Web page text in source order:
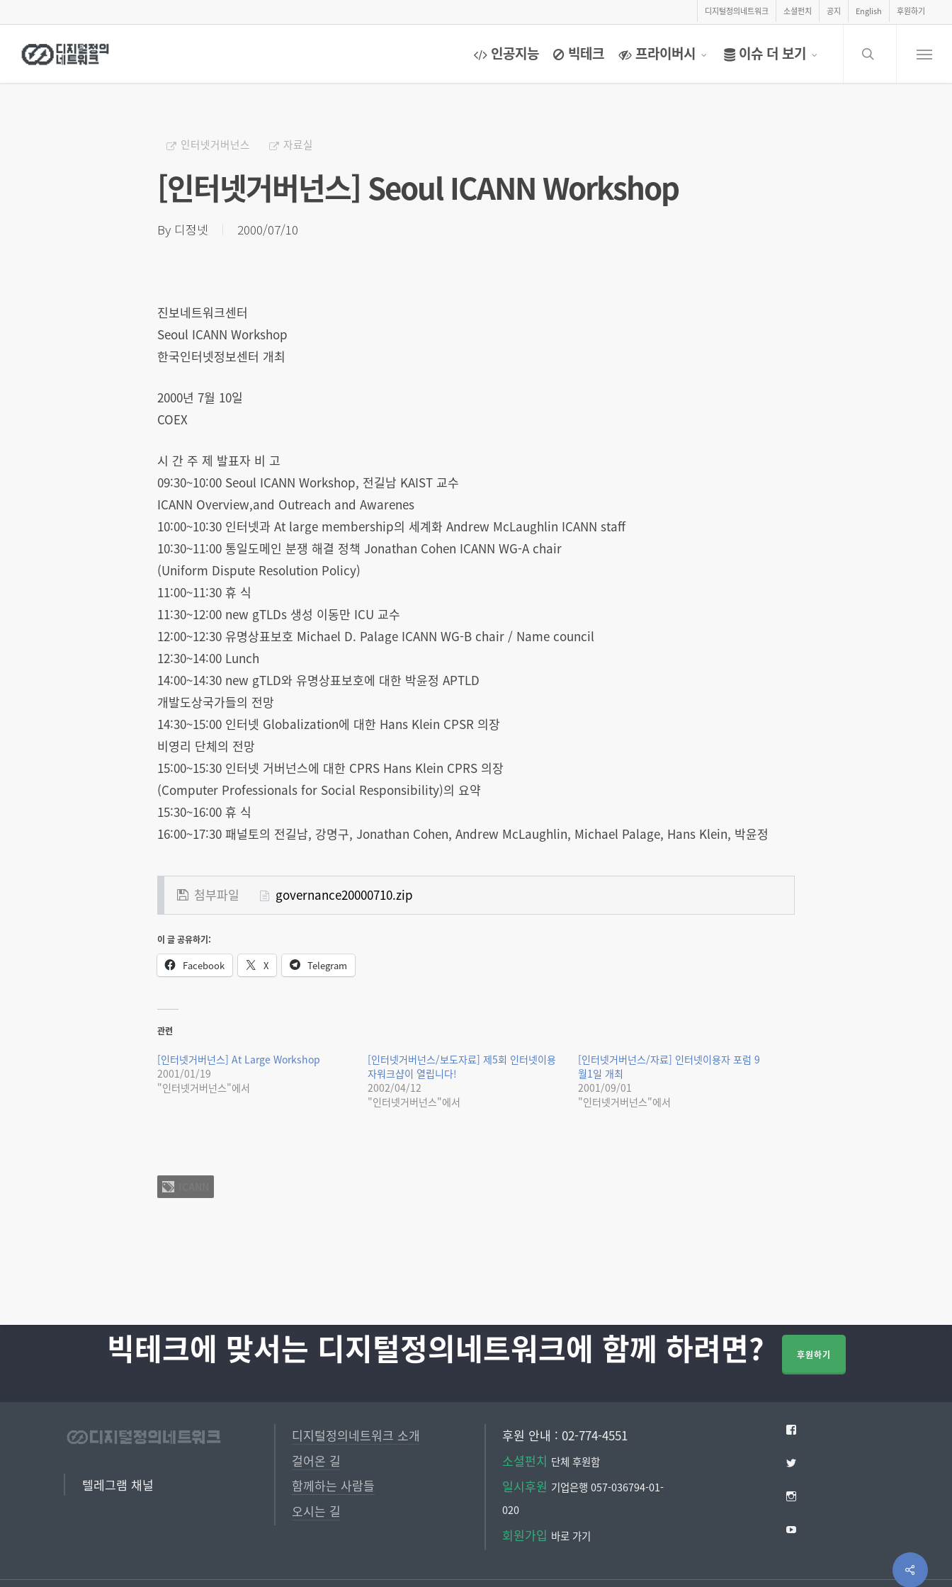
main
디지털정의네트워크 소셜펀치 공지 English 후원하기
인공지능 빅테크 프라이버시 이슈 더 보기
search
Menu
인터넷거버넌스 자료실
[인터넷거버넌스] Seoul ICANN Workshop
By 디정넷 2000/07/10
진보네트워크센터
Seoul ICANN Workshop
한국인터넷정보센터 개최
2000년 7월 10일
COEX
시 간 주 제 발표자 비 고
09:30~10:00 Seoul ICANN Workshop, 전길남 KAIST 교수
ICANN Overview,and Outreach and Awarenes
10:00~10:30 인터넷과 At large membership의 세계화 Andrew McLaughlin ICANN staff
10:30~11:00 통일도메인 분쟁 해결 정책 Jonathan Cohen ICANN WG-A chair
(Uniform Dispute Resolution Policy)
11:00~11:30 휴 식
11:30~12:00 new gTLDs 생성 이동만 ICU 교수
12:00~12:30 유명상표보호 Michael D. Palage ICANN WG-B chair / Name council
12:30~14:00 Lunch
14:00~14:30 new gTLD와 유명상표보호에 대한 박윤정 APTLD
개발도상국가들의 전망
14:30~15:00 인터넷 Globalization에 대한 Hans Klein CPSR 의장
비영리 단체의 전망
15:00~15:30 인터넷 거버넌스에 대한 CPRS Hans Klein CPRS 의장
(Computer Professionals for Social Responsibility)의 요약
15:30~16:00 휴 식
16:00~17:30 패널토의 전길남, 강명구, Jonathan Cohen, Andrew McLaughlin, Michael Palage, Hans Klein, 박윤정
첨부파일 governance20000710.zip
이 글 공유하기:
Facebook X Telegram
관련
[인터넷거버넌스] At Large Workshop
2001/01/19
"인터넷거버넌스"에서
[인터넷거버넌스/보도자료] 제5회 인터넷이용
자워크샵이 열립니다!
2002/04/12
"인터넷거버넌스"에서
[인터넷거버넌스/자료] 인터넷이용자 포럼 9
월1일 개최
2001/09/01
"인터넷거버넌스"에서
Share
빅테크에 맞서는 디지털정의네트워크에 함께 하려면? 후원하기
텔레그램 채널
디지털정의네트워크 소개
걸어온 길
함께하는 사람들
오시는 길
후원 안내 : 02-774-4551
소셜펀치 단체 후원함
일시후원 기업은행 057-036794-01-
020
회원가입 바로 가기